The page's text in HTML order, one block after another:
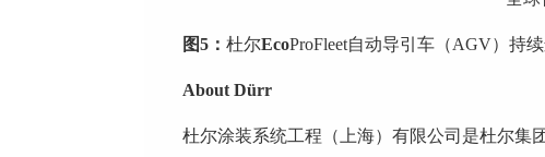
图5 ： 杜尔EcoProFleet自动导引车（AGV）持
About Dürr
杜尔涂装系统工程（上海）有限公司是杜尔集